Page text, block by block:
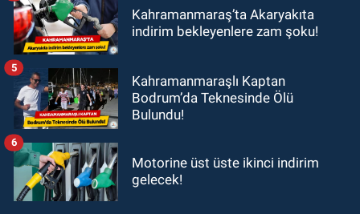
Kahramanmaraş’ta Akaryakıta
indirim bekleyenlere zam şoku!
Kahramanmaraşlı Kaptan
Bodrum’da Teknesinde Ölü
Bulundu!
5
Motorine üst üste ikinci indirim
gelecek!
6